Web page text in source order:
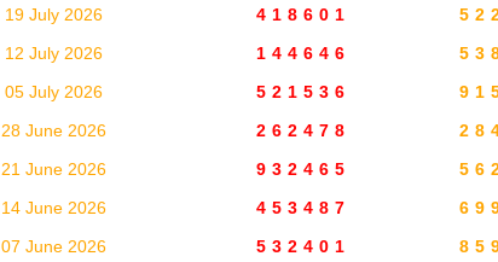
19 July 2026 418601
12 July 2026 144646
05 July 2026 521536
28 June 2026 262478
21 June 2026 932465
14 June 2026 453487
07 June 2026 532401